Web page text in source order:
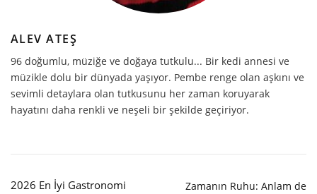
ALEV ATEŞ
96 doğumlu, müziğe ve doğaya tutkulu... Bir kedi annesi ve
müzikle dolu bir dünyada yaşıyor. Pembe renge olan aşkını ve
sevimli detaylara olan tutkusunu her zaman koruyarak
hayatını daha renkli ve neşeli bir şekilde geçiriyor.
2026 En İyi Gastronomi
Zamanın Ruhu: Anlam de